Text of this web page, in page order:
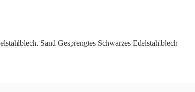
, Sand Gesprengtes Schwarzes Edelstahlblech